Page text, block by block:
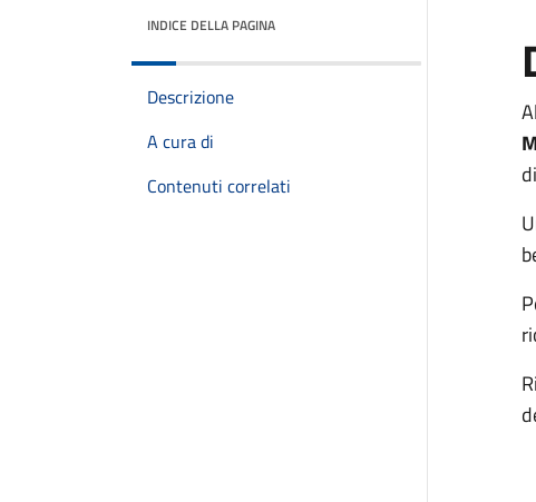
INDICE DELLA PAGINA
Descrizione
A cura di
Contenuti correlati